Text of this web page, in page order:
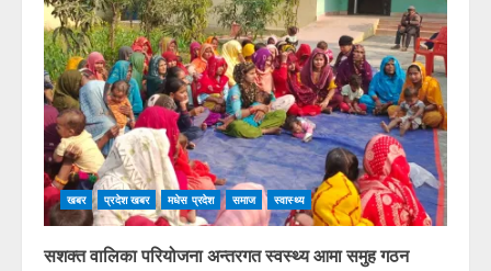
खबर प्रदेश खबर मधेस प्रदेश समाज स्वास्थ्य
सशक्त वालिका परियोजना अन्तरगत स्वस्थ्य आमा समुह गठन